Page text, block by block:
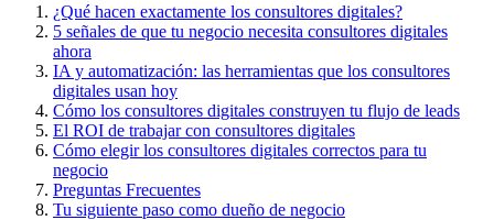
¿Qué hacen exactamente los consultores digitales?
5 señales de que tu negocio necesita consultores digitales
ahora
IA y automatización: las herramientas que los consultores
digitales usan hoy
Cómo los consultores digitales construyen tu flujo de leads
El ROI de trabajar con consultores digitales
Cómo elegir los consultores digitales correctos para tu
negocio
Preguntas Frecuentes
Tu siguiente paso como dueño de negocio